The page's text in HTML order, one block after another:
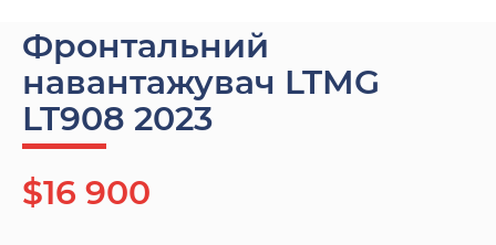
Фронтальний
навантажувач LTMG
LT908 2023
$16 900